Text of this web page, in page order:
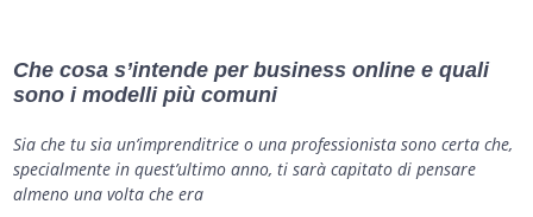
Che cosa s’intende per business online e quali
sono i modelli più comuni
Sia che tu sia un’imprenditrice o una professionista sono certa che,
specialmente in quest’ultimo anno, ti sarà capitato di pensare
almeno una volta che era